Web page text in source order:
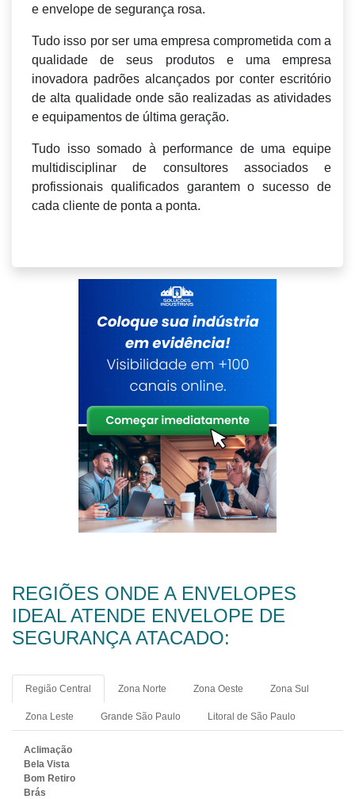
e envelope de segurança rosa.
Tudo isso por ser uma empresa comprometida com a
qualidade de seus produtos e uma empresa
inovadora padrões alcançados por conter escritório
de alta qualidade onde são realizadas as atividades
e equipamentos de última geração.
Tudo isso somado à performance de uma equipe
multidisciplinar de consultores associados e
profissionais qualificados garantem o sucesso de
cada cliente de ponta a ponta.
REGIÕES ONDE A ENVELOPES
IDEAL ATENDE ENVELOPE DE
SEGURANÇA ATACADO:
Região Central Zona Norte Zona Oeste Zona Sul
Zona Leste Grande São Paulo Litoral de São Paulo
Aclimação
Bela Vista
Bom Retiro
Brás